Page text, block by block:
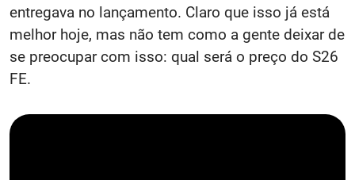
entregava no lançamento. Claro que isso já está
melhor hoje, mas não tem como a gente deixar de
se preocupar com isso: qual será o preço do S26
FE.